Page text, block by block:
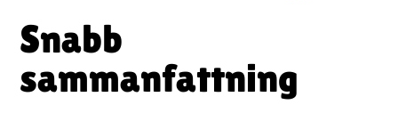
Snabb
sammanfattning